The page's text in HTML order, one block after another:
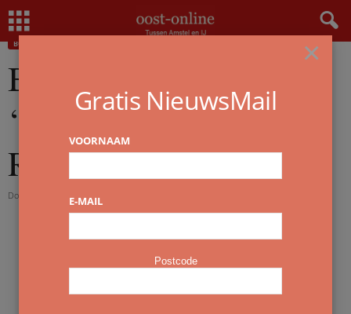
Home Boek van de Week | ‘Bloedspiegel’ van Ibe Rossel
BOEKVANDEWEEK
Boek van de Week |
‘Bloedspiegel’ van Ibe
Rossel
Door - 24 mei 2026
×
Gratis NieuwsMail
VOORNAAM
E-MAIL
Postcode